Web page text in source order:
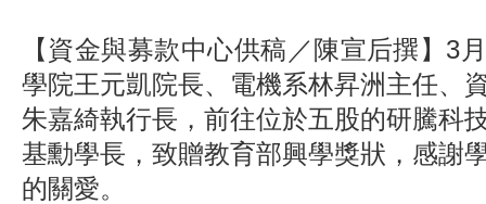
【資金與募款中心供稿／陳宣后撰】3
學院王元凱院長、電機系林昇洲主任、
朱嘉綺執行長，前往位於五股的研騰科
基勳學長，致贈教育部興學獎狀，感謝
的關愛。